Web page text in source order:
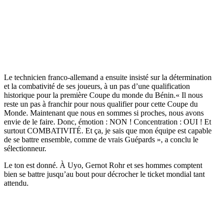
Le technicien franco-allemand a ensuite insisté sur la détermination
et la combativité de ses joueurs, à un pas d’une qualification
historique pour la première Coupe du monde du Bénin.« Il nous
reste un pas à franchir pour nous qualifier pour cette Coupe du
Monde. Maintenant que nous en sommes si proches, nous avons
envie de le faire. Donc, émotion : NON ! Concentration : OUI ! Et
surtout COMBATIVITÉ. Et ça, je sais que mon équipe est capable
de se battre ensemble, comme de vrais Guépards », a conclu le
sélectionneur.
Le ton est donné. À Uyo, Gernot Rohr et ses hommes comptent
bien se battre jusqu’au bout pour décrocher le ticket mondial tant
attendu.